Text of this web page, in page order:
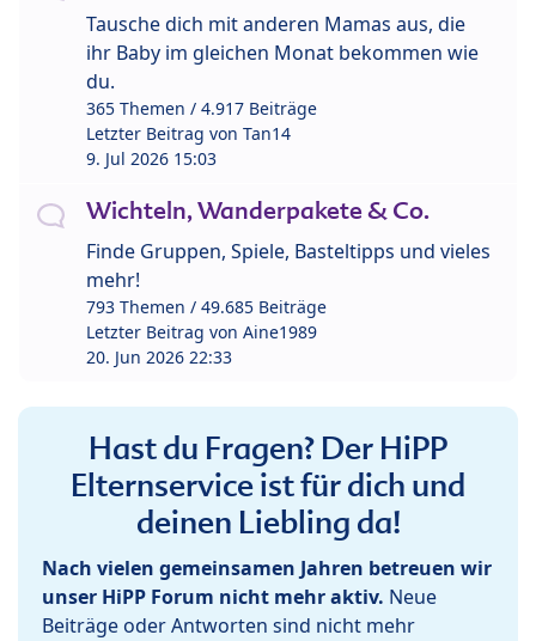
Tausche dich mit anderen Mamas aus, die
ihr Baby im gleichen Monat bekommen wie
du.
365 Themen / 4.917 Beiträge
Letzter Beitrag von Tan14
9. Jul 2026 15:03
Wichteln, Wanderpakete & Co.
Finde Gruppen, Spiele, Basteltipps und vieles
mehr!
793 Themen / 49.685 Beiträge
Letzter Beitrag von Aine1989
20. Jun 2026 22:33
Hast du Fragen? Der HiPP
Elternservice ist für dich und
deinen Liebling da!
Nach vielen gemeinsamen Jahren betreuen wir
unser HiPP Forum nicht mehr aktiv. Neue
Beiträge oder Antworten sind nicht mehr